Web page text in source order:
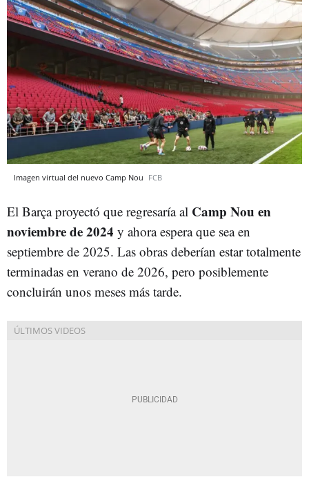
Imagen virtual del nuevo Camp Nou FCB
El Barça proyectó que regresaría al Camp Nou en
noviembre de 2024 y ahora espera que sea en
septiembre de 2025. Las obras deberían estar totalmente
terminadas en verano de 2026, pero posiblemente
concluirán unos meses más tarde.